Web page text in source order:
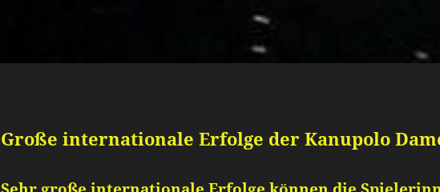
Große internationale Erfolge der Kanupolo